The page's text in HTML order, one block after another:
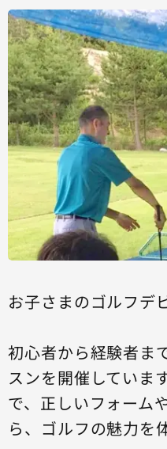
お子さまのゴルフデ
初心者から経験者ま
スンを開催していま
で、正しいフォーム
ら、ゴルフの魅力を